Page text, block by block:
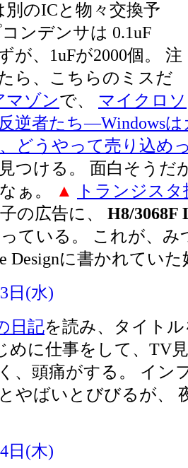
別のICと物々交換予
ンデンサは 0.1uF
が、1uFが2000個。 注
ら、こちらのミスだ
マゾンで、 マイクロソ
逆者たち―Windowsは
どうやって売り込め
つける。 面白そうだ
ぁ。
▲
トランジスタ
の広告に、 H8/3068F
ている。 これが、み
Designに書かれてい
日(水)
日記を読み、タイト
めに仕事をして、TV
、頭痛がする。 イン
やばいとびびるが、
日(木)